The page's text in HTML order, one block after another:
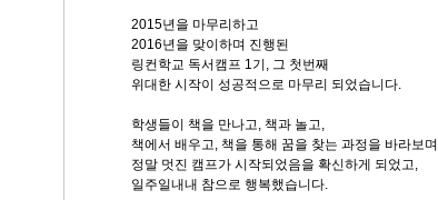
2015년을 마무리하고
2016년을 맞이하며 진행된
링컨학교 독서캠프 1기, 그 첫번째
위대한 시작이 성공적으로 마무리 되었습니다.
학생들이 책을 만나고, 책과 놀고,
책에서 배우고, 책을 통해 꿈을 찾는 과정을 바라보며
정말 멋진 캠프가 시작되었음을 확신하게 되었고,
일주일내내 참으로 행복했습니다.